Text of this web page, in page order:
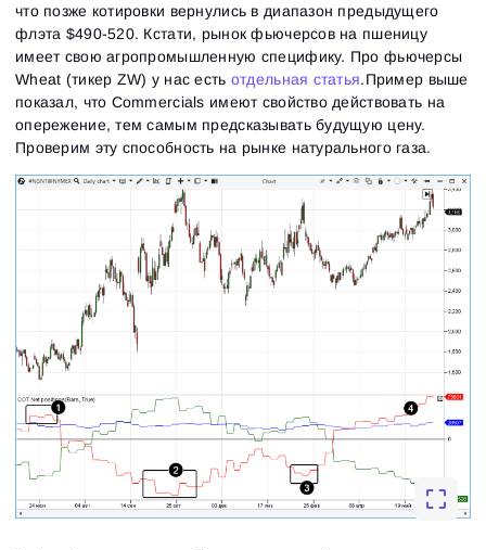
что позже котировки вернулись в диапазон предыдущего
флэта $490-520. Кстати, рынок фьючерсов на пшеницу
имеет свою агропромышленную специфику. Про фьючерсы
Wheat (тикер ZW) у нас есть отдельная статья.Пример выше
показал, что Commercials имеют свойство действовать на
опережение, тем самым предсказывать будущую цену.
Проверим эту способность на рынке натурального газа.